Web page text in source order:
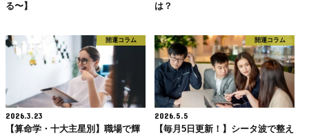
る〜】
は？
開運コラム
2026.3.23
【算命学・十大主星別】職場で輝
開運コラム
2026.5.5
【毎月5日更新！】シータ波で整え